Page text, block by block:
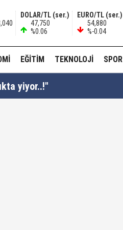
DOLAR/TL (ser.)
47,750
%0.06
EURO/TL (ser.)
54,880
%-0.04
EĞITIM TEKNOLOJI SPOR
yiyor..!"
kararı...
dikkat çekti!